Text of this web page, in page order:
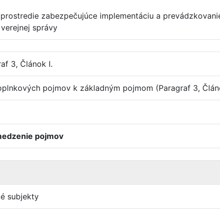
zabezpečujúce implementáciu a
správy
3, Článok I.
pojmov k základným pojmom (Paragraf 3,
pojmov
subjekty